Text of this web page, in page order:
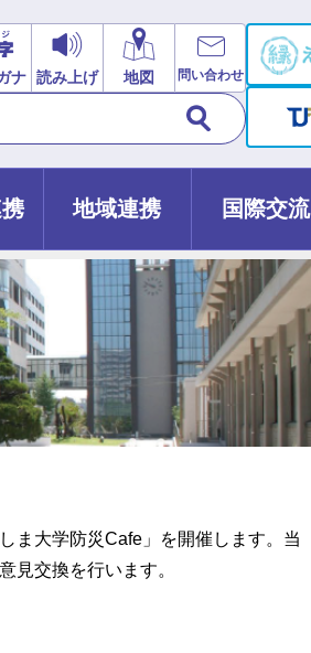
ナ 読み上げ 地図 問い合わせ
地域連携 国際交流
ま大学防災Cafe」を開催します。当
見交換を行います。